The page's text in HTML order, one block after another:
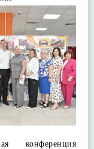
конференция